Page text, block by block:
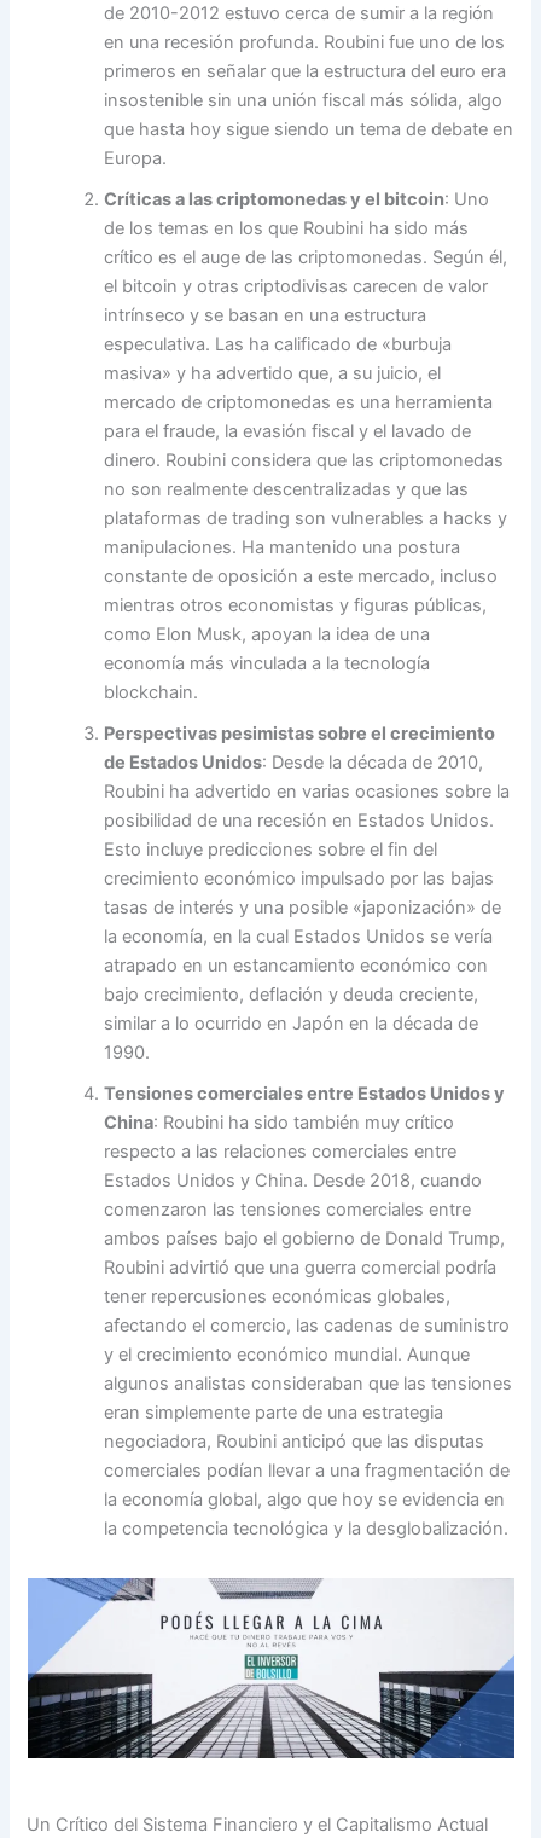
de 2010-2012 estuvo cerca de sumir a la región
en una recesión profunda. Roubini fue uno de los
primeros en señalar que la estructura del euro era
insostenible sin una unión fiscal más sólida, algo
que hasta hoy sigue siendo un tema de debate en
Europa.
Críticas a las criptomonedas y el bitcoin: Uno
de los temas en los que Roubini ha sido más
crítico es el auge de las criptomonedas. Según él,
el bitcoin y otras criptodivisas carecen de valor
intrínseco y se basan en una estructura
especulativa. Las ha calificado de «burbuja
masiva» y ha advertido que, a su juicio, el
mercado de criptomonedas es una herramienta
para el fraude, la evasión fiscal y el lavado de
dinero. Roubini considera que las criptomonedas
no son realmente descentralizadas y que las
plataformas de trading son vulnerables a hacks y
manipulaciones. Ha mantenido una postura
constante de oposición a este mercado, incluso
mientras otros economistas y figuras públicas,
como Elon Musk, apoyan la idea de una
economía más vinculada a la tecnología
blockchain.
Perspectivas pesimistas sobre el crecimiento
de Estados Unidos: Desde la década de 2010,
Roubini ha advertido en varias ocasiones sobre la
posibilidad de una recesión en Estados Unidos.
Esto incluye predicciones sobre el fin del
crecimiento económico impulsado por las bajas
tasas de interés y una posible «japonización» de
la economía, en la cual Estados Unidos se vería
atrapado en un estancamiento económico con
bajo crecimiento, deflación y deuda creciente,
similar a lo ocurrido en Japón en la década de
1990.
Tensiones comerciales entre Estados Unidos y
China: Roubini ha sido también muy crítico
respecto a las relaciones comerciales entre
Estados Unidos y China. Desde 2018, cuando
comenzaron las tensiones comerciales entre
ambos países bajo el gobierno de Donald Trump,
Roubini advirtió que una guerra comercial podría
tener repercusiones económicas globales,
afectando el comercio, las cadenas de suministro
y el crecimiento económico mundial. Aunque
algunos analistas consideraban que las tensiones
eran simplemente parte de una estrategia
negociadora, Roubini anticipó que las disputas
comerciales podían llevar a una fragmentación de
la economía global, algo que hoy se evidencia en
la competencia tecnológica y la desglobalización.
Un Crítico del Sistema Financiero y el Capitalismo Actual